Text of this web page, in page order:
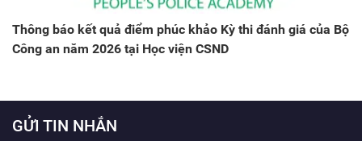
Thông báo kết quả điểm phúc khảo Kỳ thi đánh giá của Bộ
Công an năm 2026 tại Học viện CSND
GỬI TIN NHẮN